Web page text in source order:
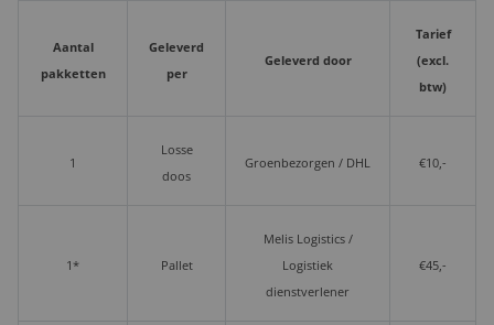
Aantal
pakketten
Geleverd
per
Geleverd door
Tarief
(excl.
btw)
1
Losse
doos
Groenbezorgen / DHL €10,-
1* Pallet
Melis Logistics /
Logistiek
dienstverlener
€45,-